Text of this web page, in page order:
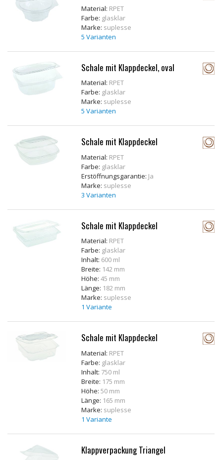
Material: RPET
Farbe: glasklar
Marke: suplesse
5 Varianten
Schale mit Klappdeckel, oval
Material: RPET
Farbe: glasklar
Marke: suplesse
5 Varianten
Schale mit Klappdeckel
Material: RPET
Farbe: glasklar
Erstöffnungsgarantie: Ja
Marke: suplesse
3 Varianten
Schale mit Klappdeckel
Material: RPET
Farbe: glasklar
Inhalt: 600 ml
Breite: 142 mm
Höhe:45 mm
Länge: 182 mm
Marke: suplesse
1 Variante
Schale mit Klappdeckel
Material: RPET
Farbe: glasklar
Inhalt: 750 ml
Breite: 175 mm
Höhe:50 mm
Länge: 165 mm
Marke: suplesse
1 Variante
Klappverpackung Triangel